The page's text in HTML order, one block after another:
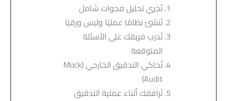
نُجري تحليل فجوات شامل
نُنشئ نظامًا عمليًا وليس ورقيًا
نُدرب فريقك على الأسئلة
المتوقعة
نُحاكي التدقيق الخارجي (Mock
Audit)
نُرافقك أثناء عملية التدقيق